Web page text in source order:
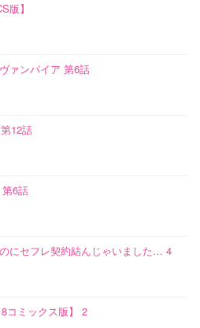
版】
ァンパイア 第6話
12話
6話
にセフレ契約結んじゃいました… 4
コミックス版】 2